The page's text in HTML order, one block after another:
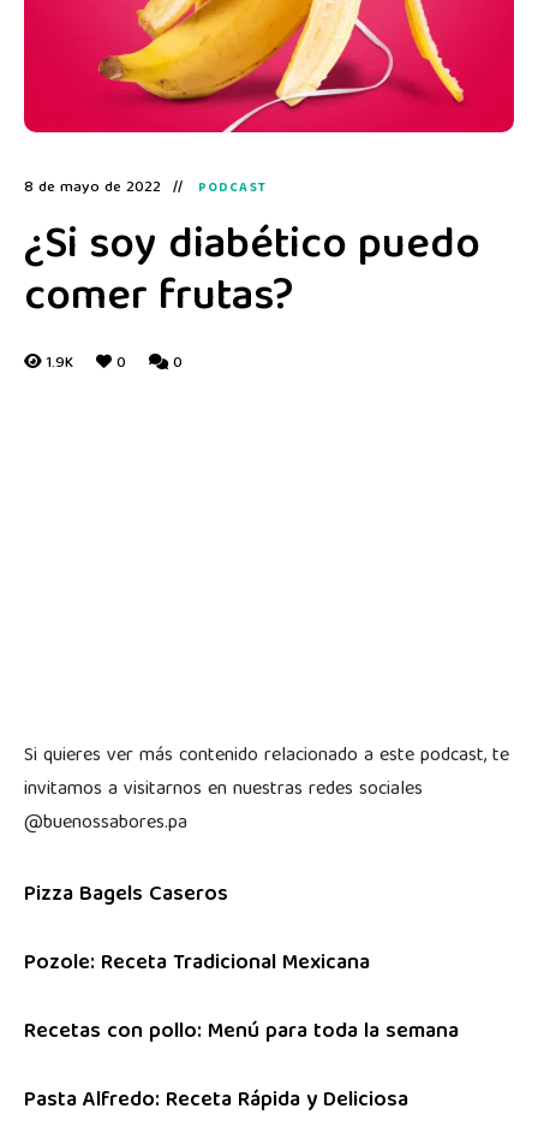
8 de mayo de 2022 PODCAST
¿Si soy diabético puedo
comer frutas?
1.9K 0 0
Si quieres ver más contenido relacionado a este podcast, te
invitamos a visitarnos en nuestras redes sociales
@buenossabores.pa
Pizza Bagels Caseros
Pozole: Receta Tradicional Mexicana
Recetas con pollo: Menú para toda la semana
Pasta Alfredo: Receta Rápida y Deliciosa